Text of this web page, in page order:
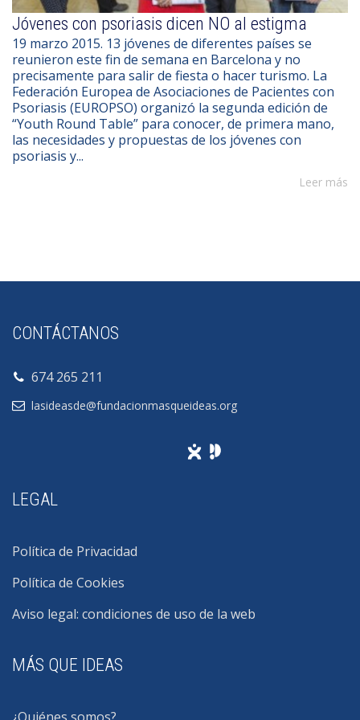
Jóvenes con psoriasis dicen NO al estigma
19 marzo 2015. 13 jóvenes de diferentes países se
reunieron este fin de semana en Barcelona y no
precisamente para salir de fiesta o hacer turismo. La
Federación Europea de Asociaciones de Pacientes con
Psoriasis (EUROPSO) organizó la segunda edición de
“Youth Round Table” para conocer, de primera mano,
las necesidades y propuestas de los jóvenes con
psoriasis y...
Leer más
CONTÁCTANOS
674 265 211
lasideasde@fundacionmasqueideas.org
LEGAL
Política de Privacidad
Política de Cookies
Aviso legal: condiciones de uso de la web
MÁS QUE IDEAS